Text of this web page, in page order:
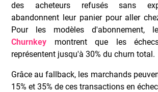
des acheteurs refusés sans
abandonnent leur panier pour aller
Pour les modèles d'abonnement,
Churnkey montrent que les
représentent jusqu'à 30% du churn total.
Grâce au fallback, les marchands
15% et 35% de ces transactions en